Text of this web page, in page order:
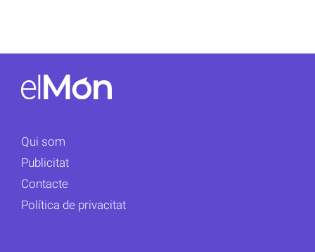
Qui som
Publicitat
Contacte
Política de privacitat